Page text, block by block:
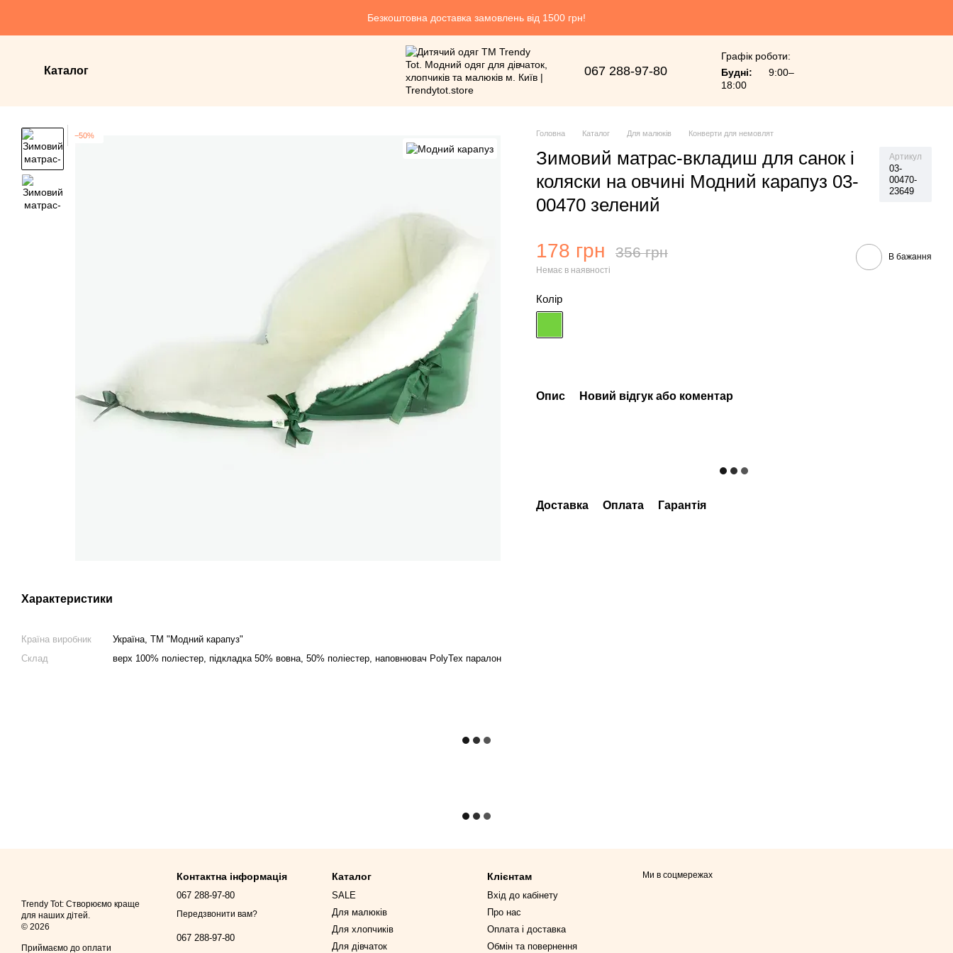
Безкоштовна доставка замовлень від 1500 грн!
Каталог 067 288-97-80
Графік роботи:
Будні:
9:00–
18:00
−50%
Характеристики
Країна виробник
Україна, ТМ "Модний карапуз"
Склад
верх 100% поліестер, підкладка 50% вовна, 50% поліестер, наповнювач PolyTex паралон
Головна Каталог Для малюків Конверти для немовлят
Зимовий матрас-вкладиш для санок і
коляски на овчині Модний карапуз 03-
00470 зелений
Артикул
03-
00470-
23649
178 грн 356 грн
Немає в наявності
В бажання
Колір
Опис Новий відгук або коментар
Доставка Оплата Гарантія
Trendy Tot: Створюємо краще
для наших дітей.
© 2026
Приймаємо до оплати
Контактна інформація
067 288-97-80
Передзвонити вам?
067 288-97-80
Каталог
SALE
Для малюків
Для хлопчиків
Для дівчаток
Клієнтам
Вхід до кабінету
Про нас
Оплата і доставка
Обмін та повернення
Ми в соцмережах